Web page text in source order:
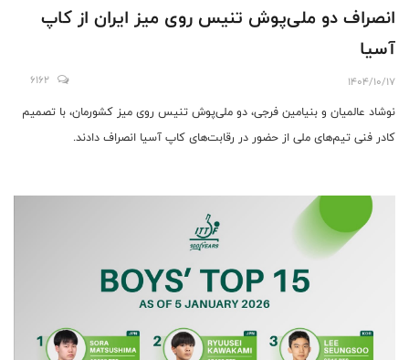
انصراف دو ملی‌پوش تنیس روی میز ایران از کاپ
آسیا
1404/10/17
6162
نوشاد عالمیان و بنیامین فرجی، دو ملی‌پوش تنیس روی میز کشورمان، با تصمیم
کادر فنی تیم‌های ملی از حضور در رقابت‌های کاپ آسیا انصراف دادند.